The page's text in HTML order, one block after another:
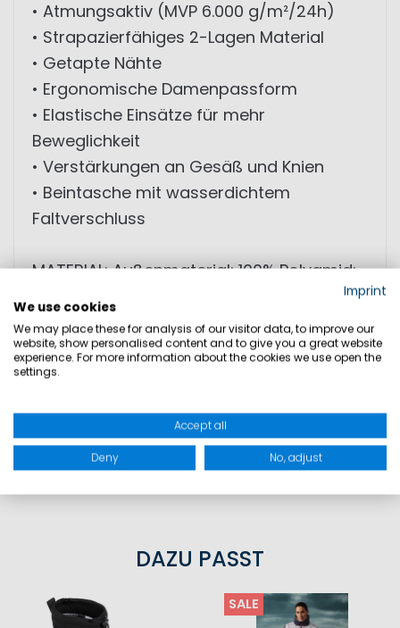
• Atmungsaktiv (MVP 6.000 g/m²/24h)
• Strapazierfähiges 2-Lagen Material
• Getapte Nähte
• Ergonomische Damenpassform
• Elastische Einsätze für mehr
Beweglichkeit
• Verstärkungen an Gesäß und Knien
• Beintasche mit wasserdichtem
Faltverschluss
MATERIAL: Außenmaterial: 100% Polyamid;
Beschichtung: 100% Polyurethan; Futter:
100% Polyamid; Verstärkung: 100%
Polyamid
GRÖSSEN
PRODUKTSICHERHEIT
DAZU PASST
SALE
Imprint
We use cookies
We may place these for analysis of our visitor data, to improve our
website, show personalised content and to give you a great website
experience. For more information about the cookies we use open the
settings.
Accept all
Deny No, adjust